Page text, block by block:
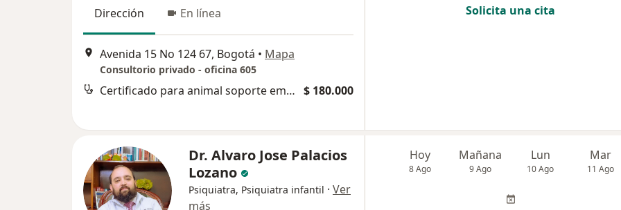
Dirección En línea
Avenida 15 No 124 67, Bogotá • Mapa
Consultorio privado - oficina 605
Certificado para animal soporte emocional de viaje $ 180.000
Solicita una cita
Dr. Alvaro Jose Palacios
Lozano
Psiquiatra, Psiquiatra infantil · Ver
más
Hoy
8 Ago
Mañana
9 Ago
Lun
10 Ago
Mar
11 Ago